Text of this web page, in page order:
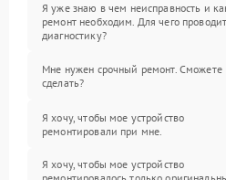
Я уже знаю в чем неисправность и
ремонт необходим. Для чего
диагностику?
Мне нужен срочный ремонт. Сможете
сделать?
Я хочу, чтобы мое устройство
ремонтировали при мне.
Я хочу, чтобы мое устройство